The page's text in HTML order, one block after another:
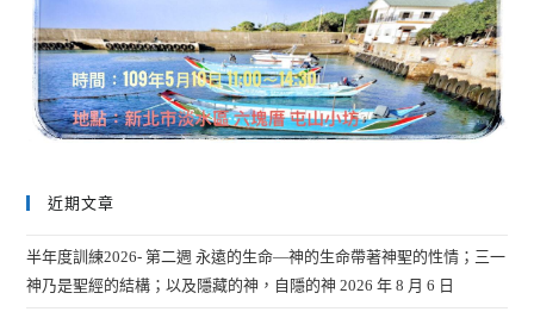
近期文章
半年度訓練2026- 第二週 永遠的生命—神的生命帶著神聖的性情；三一
神乃是聖經的結構；以及隱藏的神，自隱的神 2026 年 8 月 6 日